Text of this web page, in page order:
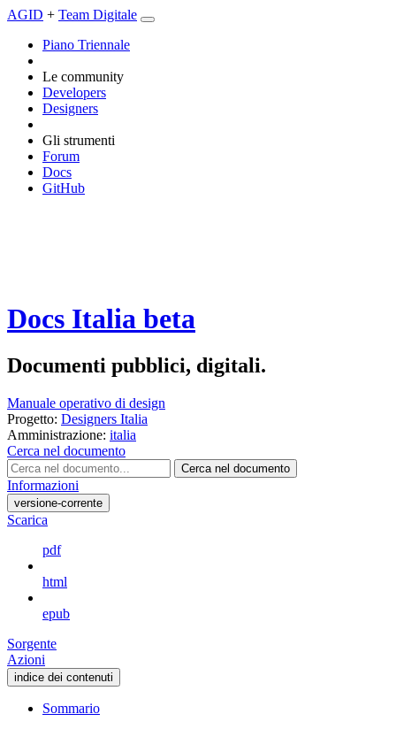
AGID + Team Digitale
Piano Triennale
Le community
Developers
Designers
Gli strumenti
Forum
Docs
GitHub
Docs Italia beta
Documenti pubblici, digitali.
Manuale operativo di design
Progetto: Designers Italia
Amministrazione: italia
Cerca nel documento
Cerca nel documento
Informazioni
versione-corrente
Scarica
pdf
html
epub
Sorgente
Azioni
indice dei contenuti
Sommario